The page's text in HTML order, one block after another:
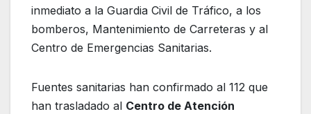
inmediato a la Guardia Civil de Tráfico, a los
bomberos, Mantenimiento de Carreteras y al
Centro de Emergencias Sanitarias.
Fuentes sanitarias han confirmado al 112 que
han trasladado al Centro de Atención